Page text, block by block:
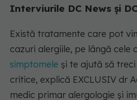
Interviurile DC News și
Există tratamente care pot
cazuri alergiile, pe lângă cele
simptomele și te ajută să
critice, explică EXCLUSIV dr
medic primar alergologie și